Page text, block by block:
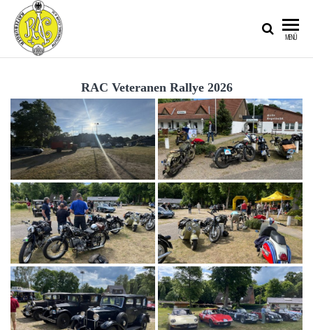
AUTOMOBIL-
CLUB IM
ADAC E.V.
MENÜ
RAC Veteranen Rallye 2026